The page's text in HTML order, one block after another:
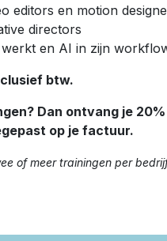
editors en motion
directors
en AI in zijn
btw.
Dan ontvang je
op je factuur.
of meer trainingen per